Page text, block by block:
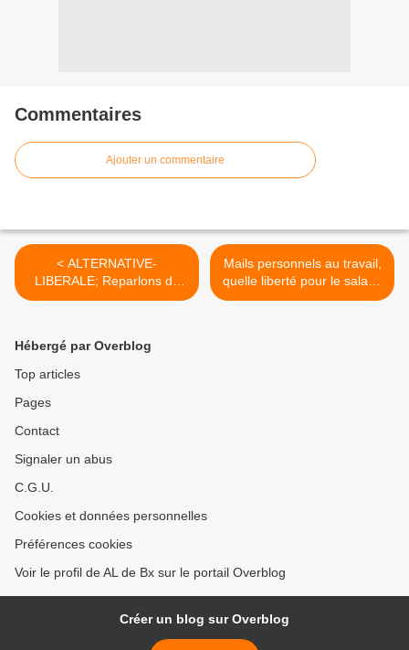
Commentaires
Ajouter un commentaire
< ALTERNATIVE-
LIBERALE; Reparlons de
libéralisme et de notre
Mails personnels au travail,
quelle liberté pour le salarié
? >
Hébergé par Overblog
Top articles
Pages
Contact
Signaler un abus
C.G.U.
Cookies et données personnelles
Préférences cookies
Voir le profil de AL de Bx sur le portail Overblog
Créer un blog sur Overblog